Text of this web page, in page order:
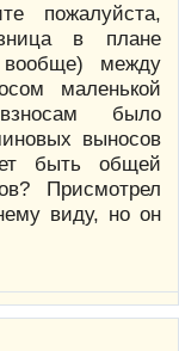
пожалуйста,
в плане
вообще) между
маленькой
было
выносов
быть общей
Присмотрел
виду, но он